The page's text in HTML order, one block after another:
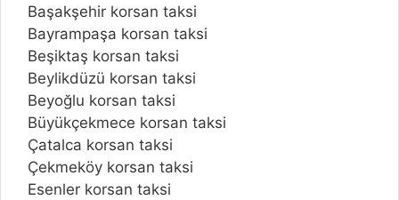
Başakşehir korsan taksi
Bayrampaşa korsan taksi
Beşiktaş korsan taksi
Beylikdüzü korsan taksi
Beyoğlu korsan taksi
Büyükçekmece korsan taksi
Çatalca korsan taksi
Çekmeköy korsan taksi
Esenler korsan taksi